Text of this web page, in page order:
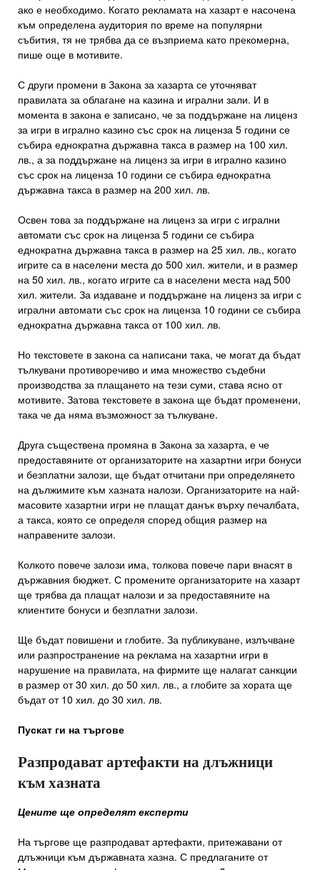
ако е необходимо. Когато рекламата на хазарт е насочена
към определена аудитория по време на популярни
събития, тя не трябва да се възприема като прекомерна,
пише още в мотивите.
С други промени в Закона за хазарта се уточняват
правилата за облагане на казина и игрални зали. И в
момента в закона е записано, че за поддържане на лиценз
за игри в игрално казино със срок на лиценза 5 години се
събира еднократна държавна такса в размер на 100 хил.
лв., а за поддържане на лиценз за игри в игрално казино
със срок на лиценза 10 години се събира еднократна
държавна такса в размер на 200 хил. лв.
Освен това за поддържане на лиценз за игри с игрални
автомати със срок на лиценза 5 години се събира
еднократна държавна такса в размер на 25 хил. лв., когато
игрите са в населени места до 500 хил. жители, и в размер
на 50 хил. лв., когато игрите са в населени места над 500
хил. жители. За издаване и поддържане на лиценз за игри с
игрални автомати със срок на лиценза 10 години се събира
еднократна държавна такса от 100 хил. лв.
Но текстовете в закона са написани така, че могат да бъдат
тълкувани противоречиво и има множество съдебни
производства за плащането на тези суми, става ясно от
мотивите. Затова текстовете в закона ще бъдат променени,
така че да няма възможност за тълкуване.
Друга съществена промяна в Закона за хазарта, е че
предоставяните от организаторите на хазартни игри бонуси
и безплатни залози, ще бъдат отчитани при определянето
на дължимите към хазната налози. Организаторите на най-
масовите хазартни игри не плащат данък върху печалбата,
а такса, която се определя според общия размер на
направените залози.
Колкото повече залози има, толкова повече пари внасят в
държавния бюджет. С промените организаторите на хазарт
ще трябва да плащат налози и за предоставяните на
клиентите бонуси и безплатни залози.
Ще бъдат повишени и глобите. За публикуване, излъчване
или разпространение на реклама на хазартни игри в
нарушение на правилата, на фирмите ще налагат санкции
в размер от 30 хил. до 50 хил. лв., а глобите за хората ще
бъдат от 10 хил. до 30 хил. лв.
Пускат ги на търгове
Разпродават артефакти на длъжници
към хазната
Цените ще определят експерти
На търгове ще разпродават артефак­ти, притежавани от
длъжници към държавната хазна. С предлаганите от